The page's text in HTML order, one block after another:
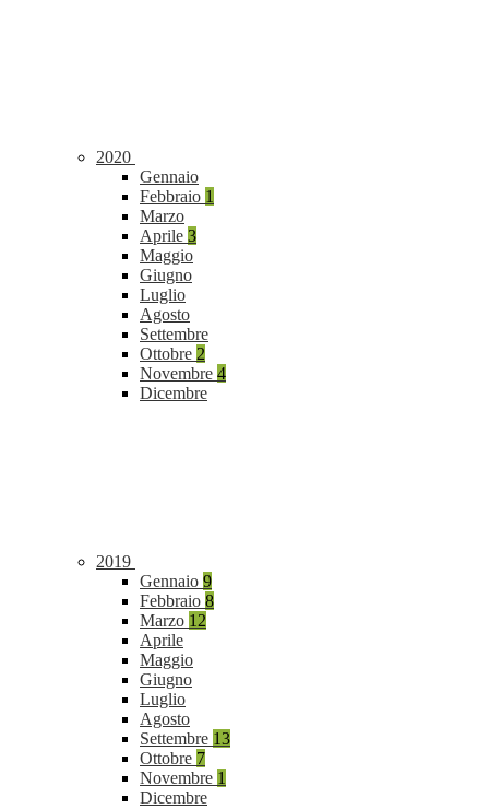
2020
Gennaio
Febbraio 1
Marzo
Aprile 3
Maggio
Giugno
Luglio
Agosto
Settembre
Ottobre 2
Novembre 4
Dicembre
2019
Gennaio 9
Febbraio 8
Marzo 12
Aprile
Maggio
Giugno
Luglio
Agosto
Settembre 13
Ottobre 7
Novembre 1
Dicembre